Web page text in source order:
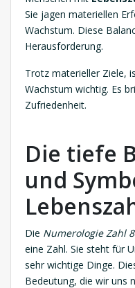
Sie jagen materiellen
Wachstum. Diese
Herausforderung.
Trotz materieller Ziele,
Wachstum wichtig. Es
Zufriedenheit.
Die tiefe
und
Die Numerologie Zahl 8
eine Zahl. Sie steht für
sehr wichtige Dinge.
Bedeutung, die wir uns